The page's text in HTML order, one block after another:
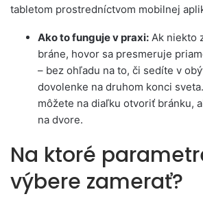
tabletom prostredníctvom mobilnej
Ako to funguje v praxi: Ak niekto
bráne, hovor sa presmeruje
– bez ohľadu na to, či sedíte v
dovolenke na druhom konci
môžete na diaľku otvoriť bránku,
na dvore.
Na ktoré
výbere zamerať?